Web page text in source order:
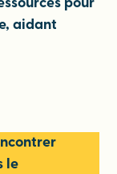
pour
aidant
le